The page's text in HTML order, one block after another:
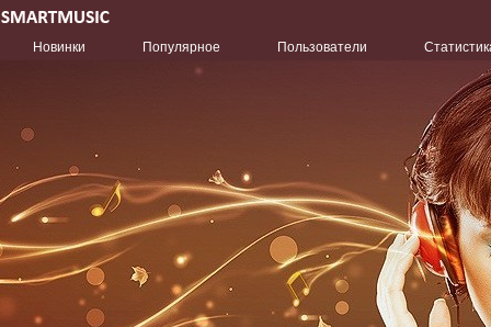
Новинки Популярное Пользователи